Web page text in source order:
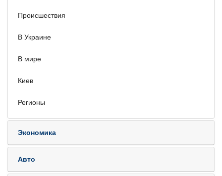
Происшествия
В Украине
В мире
Киев
Регионы
Экономика
Авто